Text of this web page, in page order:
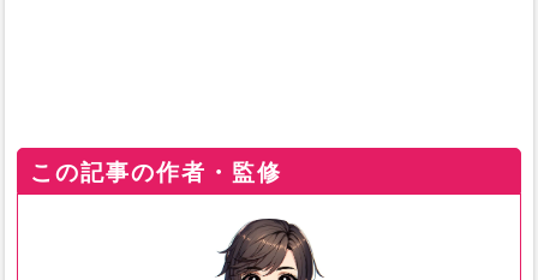
この記事の作者・監修